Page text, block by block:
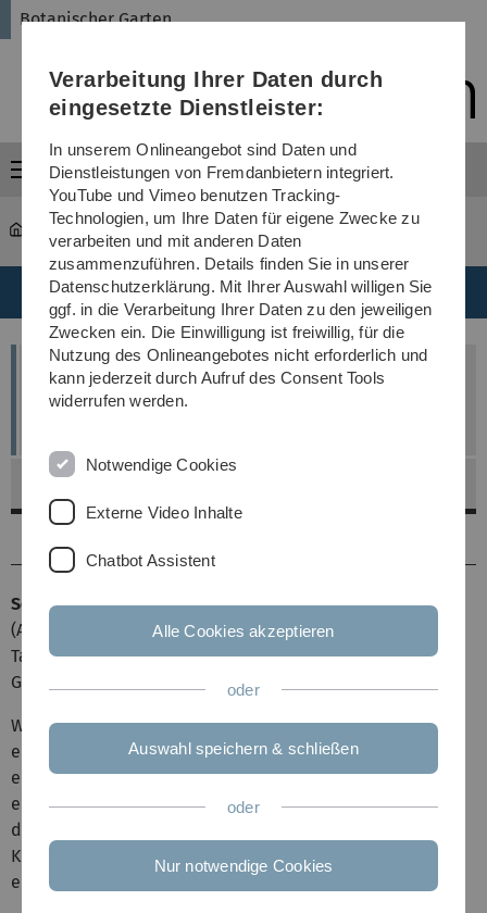
Direkt
Direkt
Direkt
(Sprache,
Drucken,
Media)
Direkt
Direkt
Botanischer Garten
Menü
...
Anmeldefrist bis Mittwoch, 01.07.26
Anmeldung direkt
Bitte beachten Sie unsere Buchungsbedingungen
Sommer-Ferienbetreuung im Botanischen Garten Ulm
(Alter 6 - 10 Jahre)
Taucht mit uns ein in eine spannende Zeitreise durch die
Geschichte der Menschheit!
Wir versetzen uns in die rätselhafte Altsteinzeit,
entdecken die geheimnisvolle Zeit der alten Ägypter, und
erleben die heroische Ritterzeit. Im Ferienprogramm
erkunden wir gemeinsam, wie sich der Mensch im Laufe
der Jahrtausende verändert hat. Mit Spiel, Spaß und
Kreativität reisen wir durch vergangene Zeiten und
erleben Geschichte hautnah.
Verarbeitung Ihrer Daten durch
eingesetzte Dienstleister:
In unserem Onlineangebot sind Daten und
Dienstleistungen von Fremdanbietern integriert.
YouTube und Vimeo benutzen Tracking-
Technologien, um Ihre Daten für eigene Zwecke zu
verarbeiten und mit anderen Daten
zusammenzuführen. Details finden Sie in unserer
Datenschutzerklärung. Mit Ihrer Auswahl willigen Sie
ggf. in die Verarbeitung Ihrer Daten zu den jeweiligen
Zwecken ein. Die Einwilligung ist freiwillig, für die
Nutzung des Onlineangebotes nicht erforderlich und
kann jederzeit durch Aufruf des Consent Tools
widerrufen werden.
Notwendige Cookies
Externe Video Inhalte
Chatbot Assistent
Alle Cookies akzeptieren
oder
Auswahl speichern & schließen
oder
Nur notwendige Cookies